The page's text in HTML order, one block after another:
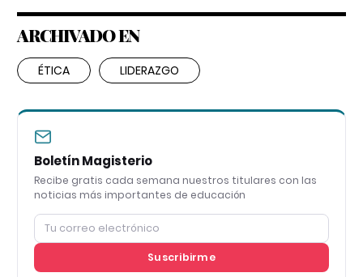
ARCHIVADO EN
ÉTICA LIDERAZGO
Boletín Magisterio
Recibe gratis cada semana nuestros titulares con las
noticias más importantes de educación
Suscribirme